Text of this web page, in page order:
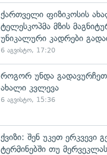
ქართველი ფიზიკოსის
ტელესკოპმა მზის
უნიკალური კადრები
6 აგვისტო, 17:20
როგორ უნდა
ახალი კვლევა
6 აგვისტო, 15:36
ქვიზი: შენ უკეთ ერკვევი
ტერმინებში თუ